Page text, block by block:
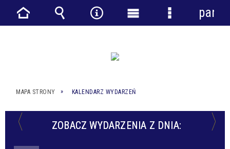
MAPA STRONY KALENDARZ WYDARZEŃ
ZOBACZ WYDARZENIA Z DNIA:
StronaWyszukiwarka
Narzędzia
Menu Menu
panel